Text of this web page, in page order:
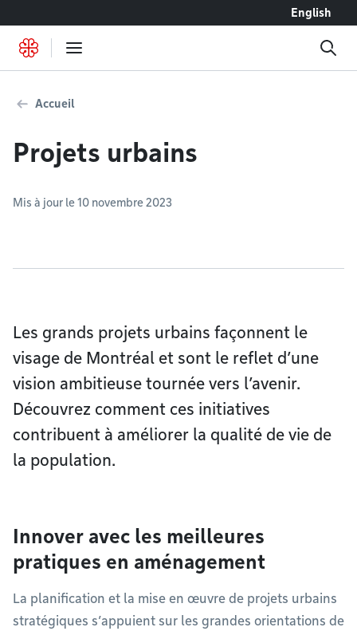
English
Accueil
Projets urbains
Mis à jour le 10 novembre 2023
Les grands projets urbains façonnent le
visage de Montréal et sont le reflet d’une
vision ambitieuse tournée vers l’avenir.
Découvrez comment ces initiatives
contribuent à améliorer la qualité de vie de
la population.
Innover avec les meilleures
pratiques en aménagement
La planification et la mise en œuvre de projets urbains
stratégiques s’appuient sur les grandes orientations de